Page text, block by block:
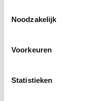
Noodzakelijk
Voorkeuren
Statistieken